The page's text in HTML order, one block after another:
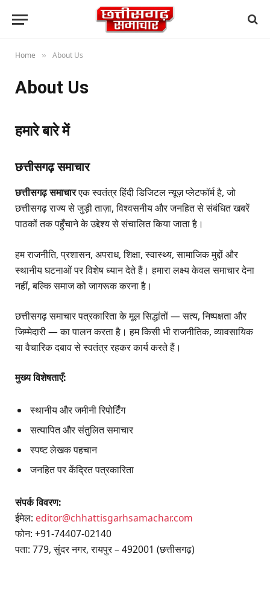
Home » About Us
About Us
हमारे बारे में
छत्तीसगढ़ समाचार
छत्तीसगढ़ समाचारएक स्वतंत्र हिंदी डिजिटल न्यूज़ प्लेटफॉर्म है, जो
छत्तीसगढ़ राज्य से जुड़ी ताज़ा, विश्वसनीय और जनहित से संबंधित खबरें
पाठकों तक पहुँचाने के उद्देश्य से संचालित किया जाता है।
हम राजनीति, प्रशासन, अपराध, शिक्षा, स्वास्थ्य, सामाजिक मुद्दों और
स्थानीय घटनाओं पर विशेष ध्यान देते हैं। हमारा लक्ष्य केवल समाचार देना
नहीं, बल्कि समाज को जागरूक करना है।
छत्तीसगढ़ समाचार पत्रकारिता के मूल सिद्धांतों — सत्य, निष्पक्षता और
जिम्मेदारी — का पालन करता है। हम किसी भी राजनीतिक, व्यावसायिक
या वैचारिक दबाव से स्वतंत्र रहकर कार्य करते हैं।
मुख्य विशेषताएँ:
स्थानीय और जमीनी रिपोर्टिंग
सत्यापित और संतुलित समाचार
स्पष्ट लेखक पहचान
जनहित पर केंद्रित पत्रकारिता
संपर्क विवरण:
ईमेल: editor@chhattisgarhsamachar.com
फोन: +91-74407-02140
पता: 779, सुंदर नगर, रायपुर – 492001 (छत्तीसगढ़)